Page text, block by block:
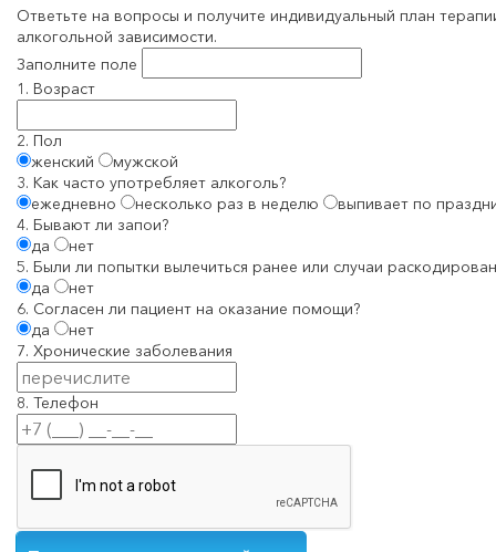
Ответьте на вопросы и получите индивидуальный план
алкогольной зависимости.
Заполните поле
1. Возраст
2. Пол
женский
мужской
3. Как часто употребляет алкоголь?
ежедневно
несколько раз в неделю
выпивает по
4. Бывают ли запои?
да
нет
5. Были ли попытки вылечиться ранее или случаи
да
нет
6. Согласен ли пациент на оказание помощи?
да
нет
7. Хронические заболевания
8. Телефон